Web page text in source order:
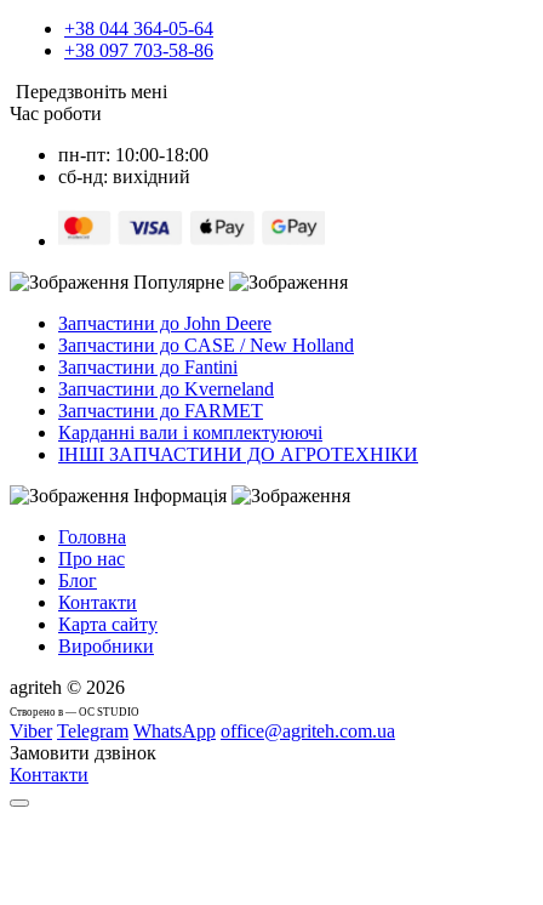
+38 044 364-05-64
+38 097 703-58-86
Передзвоніть мені
Час роботи
пн-пт: 10:00-18:00
сб-нд: вихідний
Популярне
Запчастини до John Deere
Запчастини до CASE / New Holland
Запчастини до Fantini
Запчастини до Kverneland
Запчастини до FARMET
Карданні вали і комплектуюючі
ІНШІ ЗАПЧАСТИНИ ДО АГРОТЕХНІКИ
Інформація
Головна
Про нас
Блог
Контакти
Карта сайту
Виробники
agriteh © 2026
Cтворено в — OC STUDIO
Viber Telegram WhatsApp office@agriteh.com.ua
Замовити дзвінок
Контакти